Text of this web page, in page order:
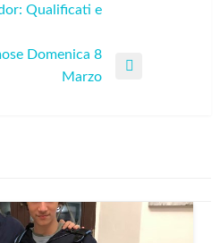
Qualificati e
Domenica 8
Marzo